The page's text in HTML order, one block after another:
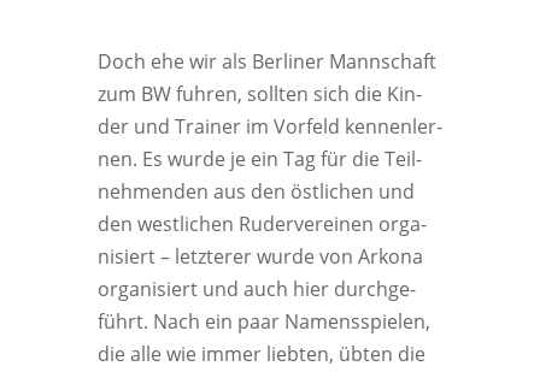
Doch ehe wir als Ber­li­ner Mann­schaft
zum BW fuh­ren, soll­ten sich die Kin­
der und Trai­ner im Vor­feld ken­nen­ler­
nen. Es wur­de je ein Tag für die Teil­
neh­men­den aus den öst­li­chen und
den west­li­chen Ruder­ver­ei­nen orga­
ni­siert – letz­te­rer wur­de von Arko­na
orga­ni­siert und auch hier durch­ge­
führt. Nach ein paar Namens­spie­len,
die alle wie immer lieb­ten, übten die